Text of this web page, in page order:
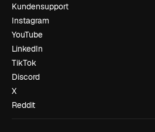
Kundensupport
Instagram
YouTube
LinkedIn
TikTok
Discord
X
Reddit